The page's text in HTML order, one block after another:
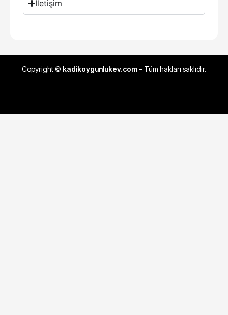
İletişim
Copyright © kadikoygunlukev.com– Tüm hakları saklıdır.